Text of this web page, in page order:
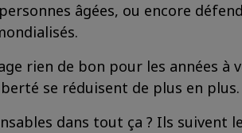
âgées, ou encore
rien de bon pour les années à
se réduisent de plus en plus.
dans tout ça ? Ils suivent